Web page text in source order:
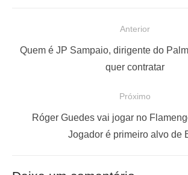
Anterior
P
Quem é JP Sampaio, dirigente do
quer contratar
Próximo
Róger Guedes vai jogar no
Jogador é primeiro alvo de